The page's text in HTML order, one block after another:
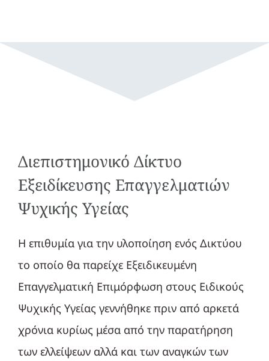
Διεπιστημονικό Δίκτυο
Εξειδίκευσης Επαγγελματιών
Ψυχικής Υγείας
Η επιθυμία για την υλοποίηση ενός Δικτύου
το οποίο θα παρείχε Εξειδικευμένη
Επαγγελματική Επιμόρφωση στους Ειδικούς
Ψυχικής Υγείας γεννήθηκε πριν από αρκετά
χρόνια κυρίως μέσα από την παρατήρηση
των ελλείψεων αλλά και των αναγκών των